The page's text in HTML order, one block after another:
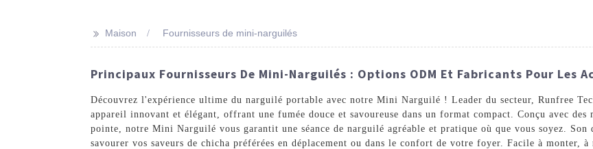
>> Maison Fournisseurs de mini-narguilés
Principaux Fournisseurs De Mini-Narguilés : Options ODM Et Fabricants Pour Les
Découvrez l'expérience ultime du narguilé portable avec notre Mini Narguilé ! Leader du secteur, Runfree
appareil innovant et élégant, offrant une fumée douce et savoureuse dans un format compact. Conçu avec
pointe, notre Mini Narguilé vous garantit une séance de narguilé agréable et pratique où que vous soyez. Son
savourer vos saveurs de chicha préférées en déplacement ou dans le confort de votre foyer. Facile à monter,